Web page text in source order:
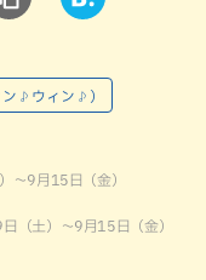
♪ウィン♪）
～9月15日（金）
（土）～9月15日（金）